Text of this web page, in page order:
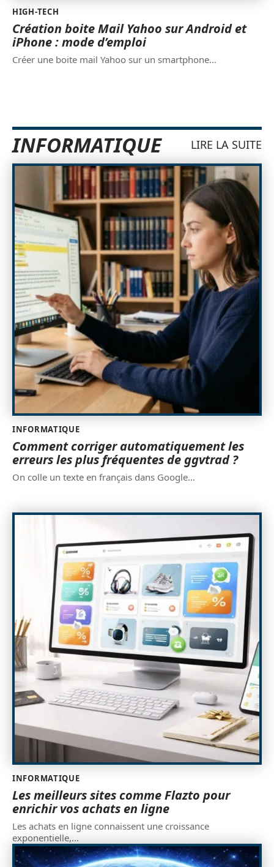
HIGH-TECH
Création boite Mail Yahoo sur Android et
iPhone : mode d’emploi
Créer une boite mail Yahoo sur un smartphone…
INFORMATIQUE LIRE LA SUITE
INFORMATIQUE
Comment corriger automatiquement les
erreurs les plus fréquentes de ggvtrad ?
On colle un texte en français dans Google…
INFORMATIQUE
Les meilleurs sites comme Flazto pour
enrichir vos achats en ligne
Les achats en ligne connaissent une croissance
exponentielle,…